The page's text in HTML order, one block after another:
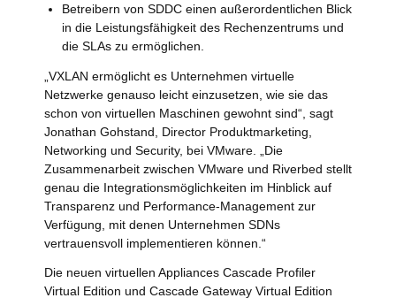
Betreibern von SDDC einen außerordentlichen Blick
in die Leistungsfähigkeit des Rechenzentrums und
die SLAs zu ermöglichen.
„VXLAN ermöglicht es Unternehmen virtuelle
Netzwerke genauso leicht einzusetzen, wie sie das
schon von virtuellen Maschinen gewohnt sind“, sagt
Jonathan Gohstand, Director Produktmarketing,
Networking und Security, bei VMware. „Die
Zusammenarbeit zwischen VMware und Riverbed stellt
genau die Integrationsmöglichkeiten im Hinblick auf
Transparenz und Performance-Management zur
Verfügung, mit denen Unternehmen SDNs
vertrauensvoll implementieren können.“
Die neuen virtuellen Appliances Cascade Profiler
Virtual Edition und Cascade Gateway Virtual Edition